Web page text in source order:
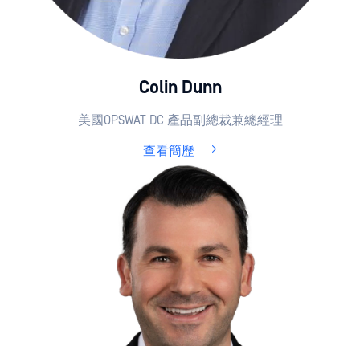
Colin Dunn
美國OPSWAT DC 產品副總裁兼總經理
查看簡歷